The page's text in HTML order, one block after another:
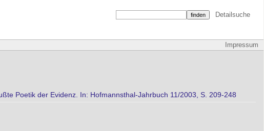
Detailsuche
Impressum
Poetik der Evidenz. In: Hofmannsthal-Jahrbuch 11/2003, S. 209-248